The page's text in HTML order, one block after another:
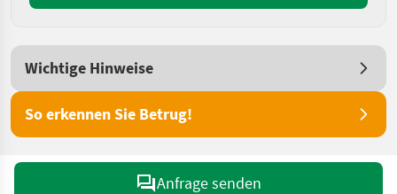
Wichtige Hinweise
So erkennen Sie Betrug!
Anfrage senden